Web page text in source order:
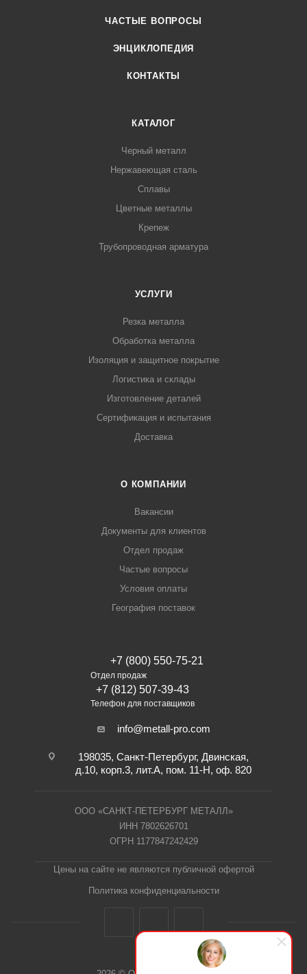
ЧАСТЫЕ ВОПРОСЫ
ЭНЦИКЛОПЕДИЯ
КОНТАКТЫ
КАТАЛОГ
Черный металл
Нержавеющая сталь
Сплавы
Цветные металлы
Крепеж
Трубопроводная арматура
УСЛУГИ
Резка металла
Обработка металла
Изоляция и защитное покрытие
Логистика и склады
Изготовление деталей
Сертификация и испытания
Доставка
О КОМПАНИИ
Вакансии
Документы для клиентов
Отдел продаж
Частые вопросы
Условия оплаты
География поставок
+7 (800) 550-75-21
Отдел продаж
+7 (812) 507-39-43
Телефон для поставщиков
info@metall-pro.com
198035, Санкт-Петербург, Двинская,
д.10, корп.3, лит.А, пом. 11-Н, оф. 820
ООО «САНКТ-ПЕТЕРБУРГ МЕТАЛЛ»
ИНН 7802626701
ОГРН 1177847242429
Цены на сайте не являются публичной офертой
Политика конфиденциальности